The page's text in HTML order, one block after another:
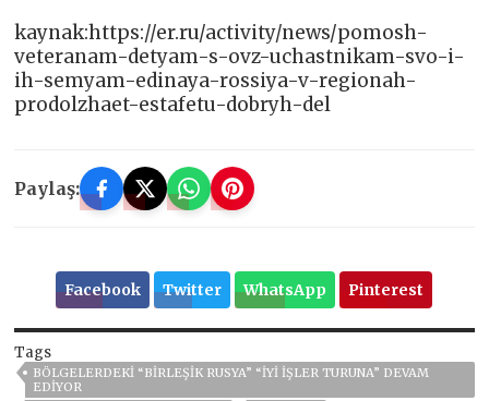
kaynak:https://er.ru/activity/news/pomosh-
veteranam-detyam-s-ovz-uchastnikam-svo-i-
ih-semyam-edinaya-rossiya-v-regionah-
prodolzhaet-estafetu-dobryh-del
Paylaş:
Facebook Twitter WhatsApp Pinterest
Tags
BÖLGELERDEKI “BIRLEŞIK RUSYA” “IYI IŞLER TURUNA” DEVAM
EDIYOR